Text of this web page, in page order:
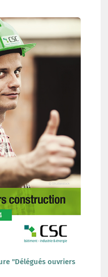
"Délégués ouvriers